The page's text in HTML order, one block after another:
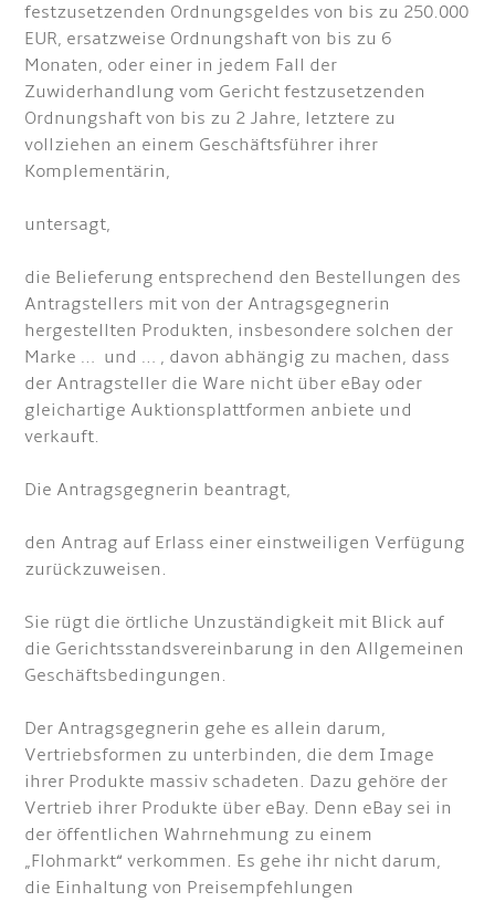
festzusetzenden Ordnungsgeldes von bis zu 250.000
EUR, ersatzweise Ordnungshaft von bis zu 6
Monaten, oder einer in jedem Fall der
Zuwiderhandlung vom Gericht festzusetzenden
Ordnungshaft von bis zu 2 Jahre, letztere zu
vollziehen an einem Geschäftsführer ihrer
Komplementärin,
untersagt,
die Belieferung entsprechend den Bestellungen des
Antragstellers mit von der Antragsgegnerin
hergestellten Produkten, insbesondere solchen der
Marke … und … , davon abhängig zu machen, dass
der Antragsteller die Ware nicht über eBay oder
gleichartige Auktionsplattformen anbiete und
verkauft.
Die Antragsgegnerin beantragt,
den Antrag auf Erlass einer einstweiligen Verfügung
zurückzuweisen.
Sie rügt die örtliche Unzuständigkeit mit Blick auf
die Gerichtsstandsvereinbarung in den Allgemeinen
Geschäftsbedingungen.
Der Antragsgegnerin gehe es allein darum,
Vertriebsformen zu unterbinden, die dem Image
ihrer Produkte massiv schadeten. Dazu gehöre der
Vertrieb ihrer Produkte über eBay. Denn eBay sei in
der öffentlichen Wahrnehmung zu einem
„Flohmarkt“ verkommen. Es gehe ihr nicht darum,
die Einhaltung von Preisempfehlungen